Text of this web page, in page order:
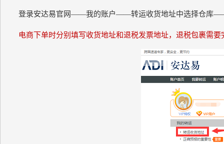
登录安达易官网——我的账户——转运收货地址中选择仓库
电商下单时分别填写收货地址和退税发票地址，退税包裹需